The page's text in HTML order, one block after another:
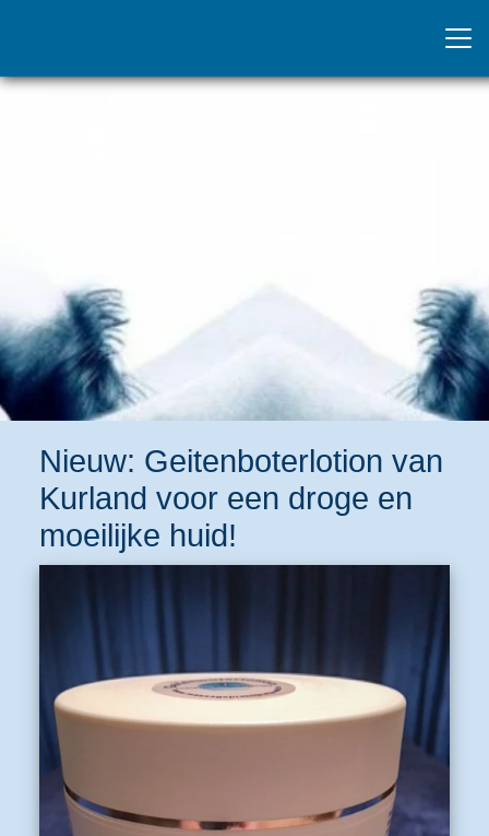
Nieuw: Geitenboterlotion van
Kurland voor een droge en
moeilijke huid!